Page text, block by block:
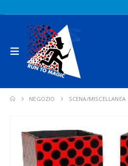
NEGOZIO SCENA/MISCELLANEA